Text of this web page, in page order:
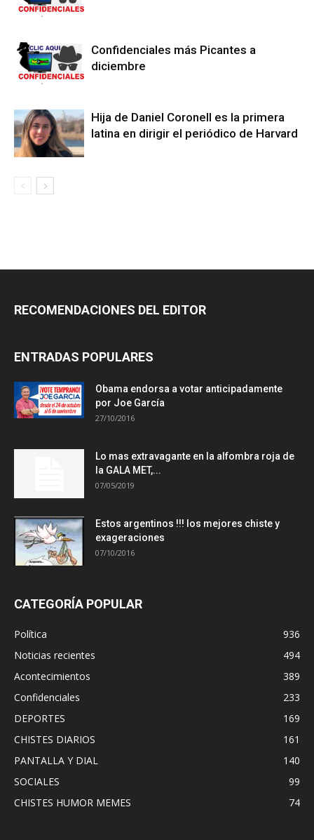
Confidenciales más Picantes a
diciembre
Hija de Daniel Coronell es la primera
latina en dirigir el periódico de Harvard
RECOMENDACIONES DEL EDITOR
ENTRADAS POPULARES
Obama endorsa a votar anticipadamente
por Joe García
27/10/2016
Lo mas extravagante en la alfombra roja de
la GALA MET,...
07/05/2019
Estos argentinos !!! los mejores chiste y
exageraciones
07/10/2016
CATEGORÍA POPULAR
Política
936
Noticias recientes
494
Acontecimientos
389
Confidenciales
233
DEPORTES
169
CHISTES DIARIOS
161
PANTALLA Y DIAL
140
SOCIALES
99
CHISTES HUMOR MEMES
74